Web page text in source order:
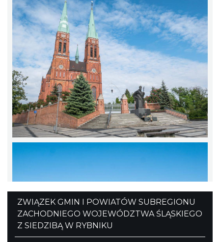
ZWIĄZEK GMIN I POWIATÓW SUBREGIONU
ZACHODNIEGO WOJEWÓDZTWA ŚLĄSKIEGO
Z SIEDZIBĄ W RYBNIKU